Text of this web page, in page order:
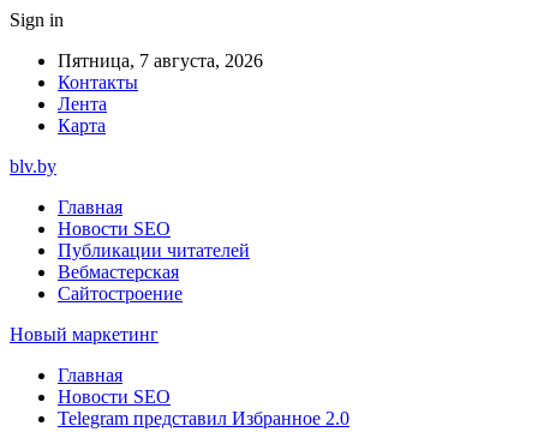
Sign in
Пятница, 7 августа, 2026
Контакты
Лента
Карта
blv.by
Главная
Новости SEO
Публикации читателей
Вебмастерская
Сайтостроение
Новый маркетинг
Главная
Новости SEO
Telegram представил Избранное 2.0